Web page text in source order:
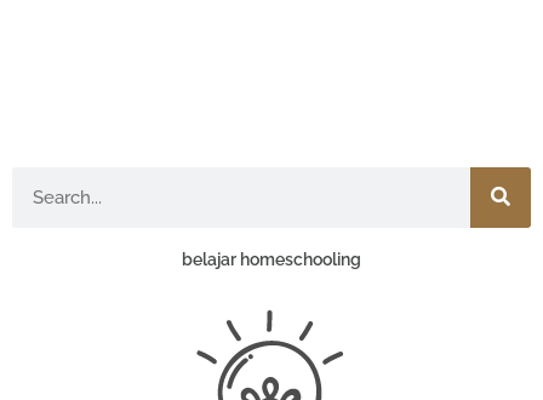
belajar homeschooling